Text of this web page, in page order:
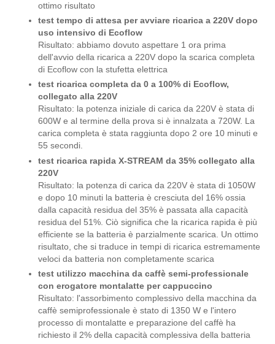
ottimo risultato
test tempo di attesa per avviare ricarica a 220V dopo
uso intensivo di Ecoflow
Risultato: abbiamo dovuto aspettare 1 ora prima
dell'avvio della ricarica a 220V dopo la scarica completa
di Ecoflow con la stufetta elettrica
test ricarica completa da 0 a 100% di Ecoflow,
collegato alla 220V
Risultato: la potenza iniziale di carica da 220V è stata di
600W e al termine della prova si è innalzata a 720W. La
carica completa è stata raggiunta dopo 2 ore 10 minuti e
55 secondi.
test ricarica rapida X-STREAM da 35% collegato alla
220V
Risultato: la potenza di carica da 220V è stata di 1050W
e dopo 10 minuti la batteria è cresciuta del 16% ossia
dalla capacità residua del 35% è passata alla capacità
residua del 51%. Ciò significa che la ricarica rapida è più
efficiente se la batteria è parzialmente scarica. Un ottimo
risultato, che si traduce in tempi di ricarica estremamente
veloci da batteria non completamente scarica
test utilizzo macchina da caffè semi-professionale
con erogatore montalatte per cappuccino
Risultato: l'assorbimento complessivo della macchina da
caffè semiprofessionale è stato di 1350 W e l'intero
processo di montalatte e preparazione del caffè ha
richiesto il 2% della capacità complessiva della batteria